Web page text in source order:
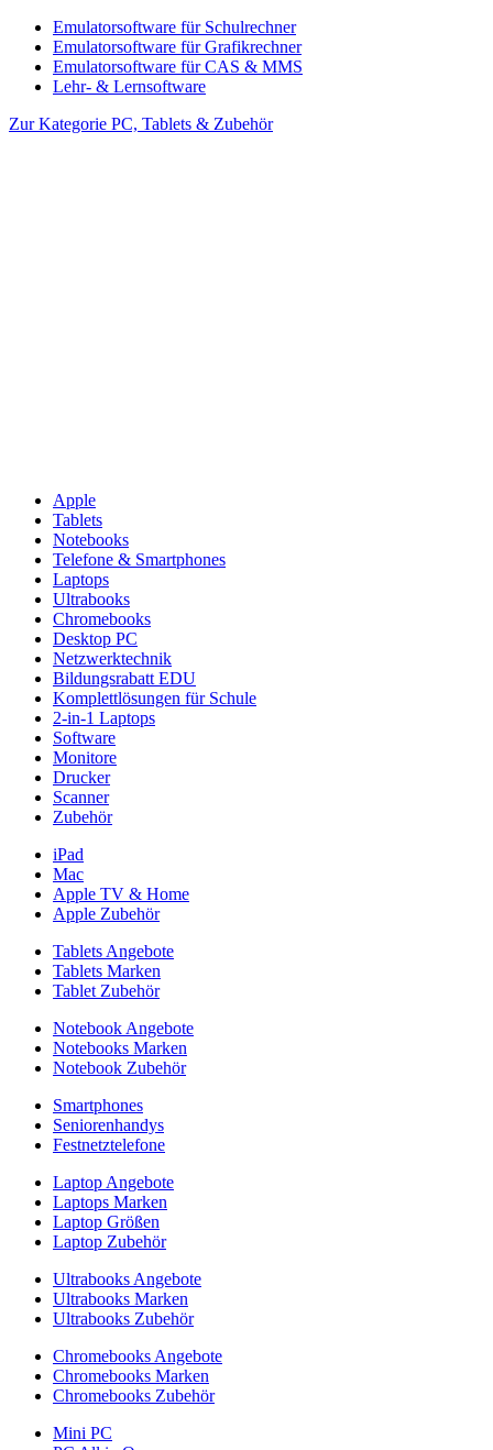
Emulatorsoftware für Schulrechner
Emulatorsoftware für Grafikrechner
Emulatorsoftware für CAS & MMS
Lehr- & Lernsoftware
Zur Kategorie PC, Tablets & Zubehör
Apple
Tablets
Notebooks
Telefone & Smartphones
Laptops
Ultrabooks
Chromebooks
Desktop PC
Netzwerktechnik
Bildungsrabatt EDU
Komplettlösungen für Schule
2-in-1 Laptops
Software
Monitore
Drucker
Scanner
Zubehör
iPad
Mac
Apple TV & Home
Apple Zubehör
Tablets Angebote
Tablets Marken
Tablet Zubehör
Notebook Angebote
Notebooks Marken
Notebook Zubehör
Smartphones
Seniorenhandys
Festnetztelefone
Laptop Angebote
Laptops Marken
Laptop Größen
Laptop Zubehör
Ultrabooks Angebote
Ultrabooks Marken
Ultrabooks Zubehör
Chromebooks Angebote
Chromebooks Marken
Chromebooks Zubehör
Mini PC